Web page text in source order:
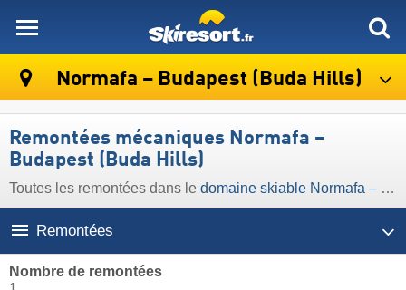
Normafa – Budapest (Buda Hills)
Remontées mécaniques Normafa –
Budapest (Buda Hills)
Toutes les remontées dans le domaine skiable Normafa – Budapest (Buda Hills)
Remontées
Nombre de remontées